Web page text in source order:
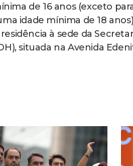
de 16 anos (exceto
idade mínima de 18
à sede da
situada na Avenida